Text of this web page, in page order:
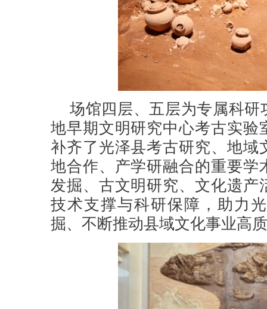
场馆四层、五层为专属科
地早期文明研究中心考古实验
补齐了光泽县考古研究、地域
地合作、产学研融合的重要学
发掘、古文明研究、文化遗产
技术支撑与科研保障，助力
掘、不断推动县域文化事业高